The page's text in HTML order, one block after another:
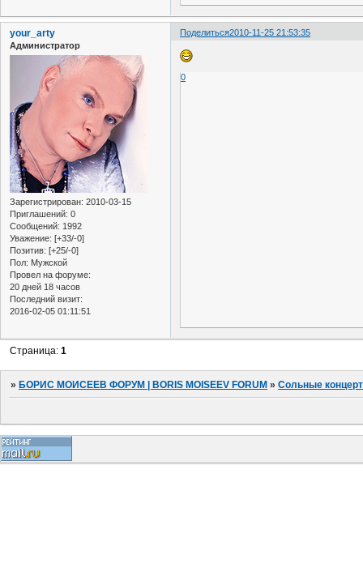
Поделиться2010-11-25 21:53:35
your_arty
Администратор
Зарегистрирован: 2010-03-15
Приглашений: 0
Сообщений: 1992
Уважение: [+33/-0]
Позитив: [+25/-0]
Пол: Мужской
Провел на форуме:
20 дней 18 часов
Последний визит:
2016-02-05 01:11:51
0
Страница:1
»БОРИС МОИСЕЕВ ФОРУМ | BORIS MOISEEV FORUM »Сольные